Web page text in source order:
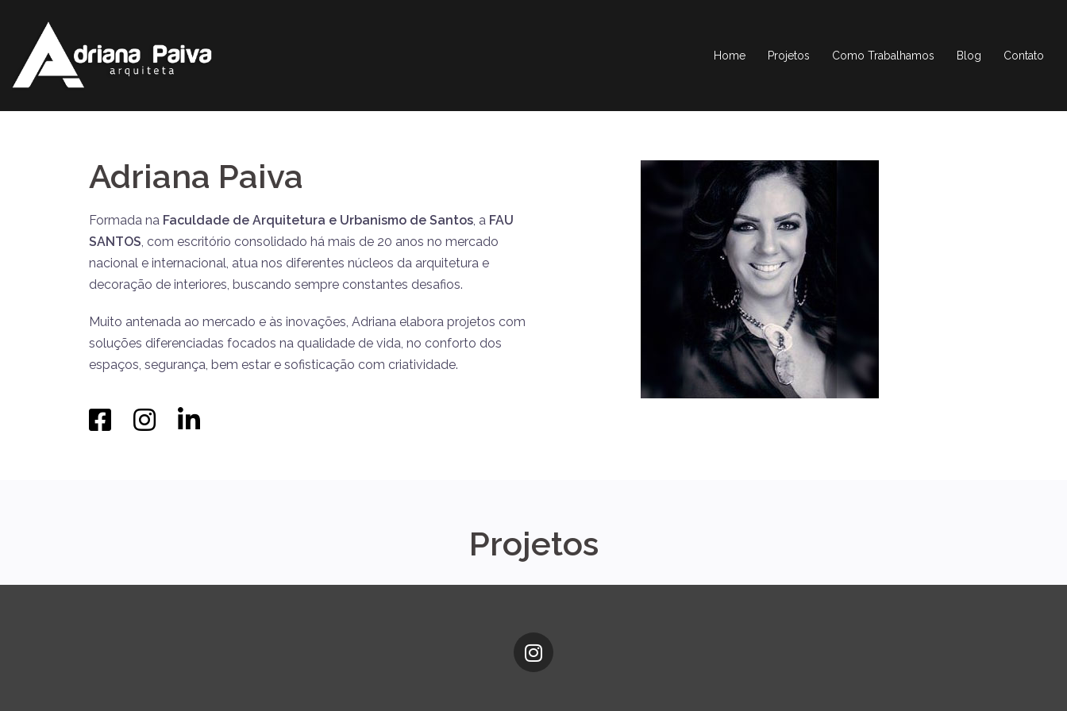
Home Projetos Como Trabalhamos Blog Contato
Adriana Paiva
Formada na Faculdade de Arquitetura e Urbanismo de Santos, a FAU
SANTOS, com escritório consolidado há mais de 20 anos no mercado
nacional e internacional, atua nos diferentes núcleos da arquitetura e
decoração de interiores, buscando sempre constantes desafios.
Muito antenada ao mercado e às inovações, Adriana elabora projetos com
soluções diferenciadas focados na qualidade de vida, no conforto dos
espaços, segurança, bem estar e sofisticação com criatividade.
Projetos